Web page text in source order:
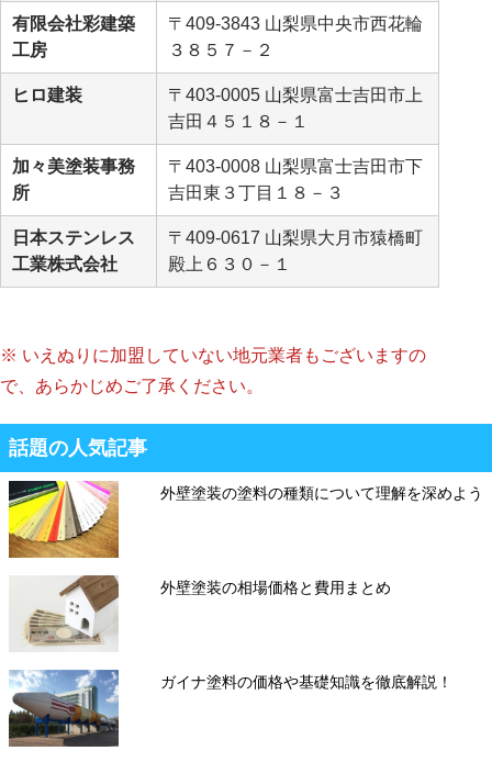
有限会社彩建築
工房
〒409-3843 山梨県中央市西花輪
３８５７－２
ヒロ建装
〒403-0005 山梨県富士吉田市上
吉田４５１８－１
加々美塗装事務
所
〒403-0008 山梨県富士吉田市下
吉田東３丁目１８－３
日本ステンレス
工業株式会社
〒409-0617 山梨県大月市猿橋町
殿上６３０－１
※ いえぬりに加盟していない地元業者もございますの
で、あらかじめご了承ください。
話題の人気記事
外壁塗装の塗料の種類について理解を深めよう
外壁塗装の相場価格と費用まとめ
ガイナ塗料の価格や基礎知識を徹底解説！